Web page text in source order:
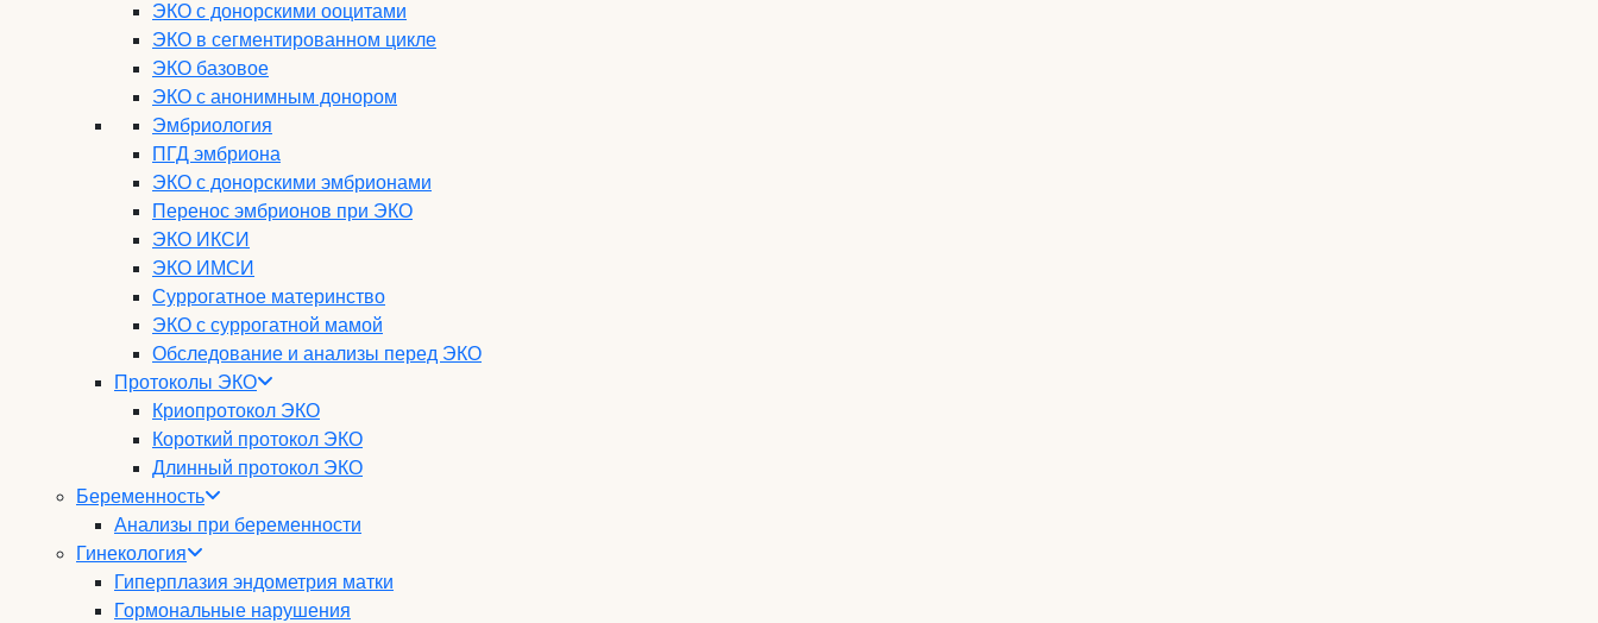
ЭКО с донорскими ооцитами
ЭКО в сегментированном цикле
ЭКО базовое
ЭКО с анонимным донором
Эмбриология
ПГД эмбриона
ЭКО с донорскими эмбрионами
Перенос эмбрионов при ЭКО
ЭКО ИКСИ
ЭКО ИМСИ
Суррогатное материнство
ЭКО с суррогатной мамой
Обследование и анализы перед ЭКО
Протоколы ЭКО
Криопротокол ЭКО
Короткий протокол ЭКО
Длинный протокол ЭКО
Беременность
Анализы при беременности
Гинекология
Гиперплазия эндометрия матки
Гормональные нарушения